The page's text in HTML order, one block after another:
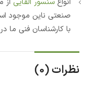
صنعتی ناین موجود
با کارشناسان فنی ما
نظرات (0)